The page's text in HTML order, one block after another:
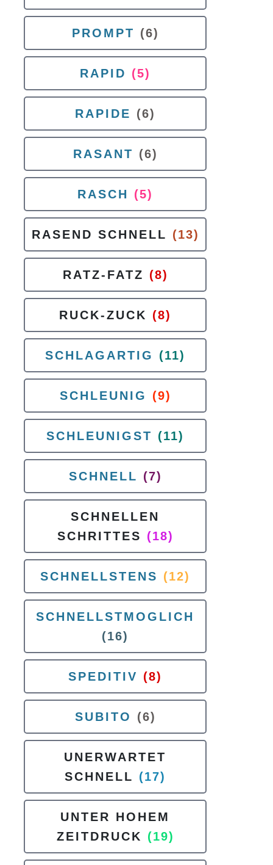
PROMPT (6)
RAPID (5)
RAPIDE (6)
RASANT (6)
RASCH (5)
RASEND SCHNELL (13)
RATZ-FATZ (8)
RUCK-ZUCK (8)
SCHLAGARTIG (11)
SCHLEUNIG (9)
SCHLEUNIGST (11)
SCHNELL (7)
SCHNELLEN
SCHRITTES (18)
SCHNELLSTENS (12)
SCHNELLSTMOGLICH
(16)
SPEDITIV (8)
SUBITO (6)
UNERWARTET
SCHNELL (17)
UNTER HOHEM
ZEITDRUCK (19)